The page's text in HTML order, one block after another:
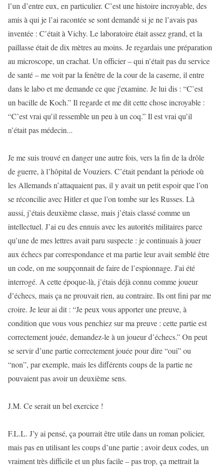
l’un d’entre eux, en particulier. C’est une histoire incroyable, des
amis à qui je l’ai racontée se sont demandé si je ne l’avais pas
inventée : C’était à Vichy. Le laboratoire était assez grand, et la
paillasse était de dix mètres au moins. Je regardais une préparation
au microscope, un crachat. Un officier – qui n’était pas du service
de santé – me voit par la fenêtre de la cour de la caserne, il entre
dans le labo et me demande ce que j'examine. Je lui dis : “C’est
un bacille de Koch.” Il regarde et me dit cette chose incroyable :
“C’est vrai qu’il ressemble un peu à un coq.” Il est vrai qu’il
n’était pas médecin...
Je me suis trouvé en danger une autre fois, vers la fin de la drôle
de guerre, à l’hôpital de Vouziers. C’était pendant la période où
les Allemands n’attaquaient pas, il y avait un petit espoir que l’on
se réconcilie avec Hitler et que l’on tombe sur les Russes. Là
aussi, j’étais deuxième classe, mais j’étais classé comme un
intellectuel. J’ai eu des ennuis avec les autorités militaires parce
qu’une de mes lettres avait paru suspecte : je continuais à jouer
aux échecs par correspondance et ma partie leur avait semblé être
un code, on me soupçonnait de faire de l’espionnage. J'ai été
interrogé. A cette époque-là, j’étais déjà connu comme joueur
d’échecs, mais ça ne prouvait rien, au contraire. Ils ont fini par me
croire. Je leur ai dit : “Je peux vous apporter une preuve, à
condition que vous vous penchiez sur ma preuve : cette partie est
correctement jouée, demandez-le à un joueur d’échecs.” On peut
se servir d’une partie correctement jouée pour dire “oui” ou
“non”, par exemple, mais les différents coups de la partie ne
pouvaient pas avoir un deuxième sens.
J.M. Ce serait un bel exercice !
F.L.L. J’y ai pensé, ça pourrait être utile dans un roman policier,
mais pas en utilisant les coups d’une partie ; avoir deux codes, un
vraiment très difficile et un plus facile – pas trop, ça mettrait la